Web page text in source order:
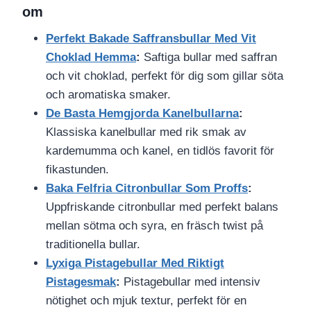
om
Perfekt Bakade Saffransbullar Med Vit
Choklad Hemma: Saftiga bullar med saffran
och vit choklad, perfekt för dig som gillar söta
och aromatiska smaker.
De Basta Hemgjorda Kanelbullarna:
Klassiska kanelbullar med rik smak av
kardemumma och kanel, en tidlös favorit för
fikastunden.
Baka Felfria Citronbullar Som Proffs:
Uppfriskande citronbullar med perfekt balans
mellan sötma och syra, en fräsch twist på
traditionella bullar.
Lyxiga Pistagebullar Med Riktigt
Pistagesmak: Pistagebullar med intensiv
nötighet och mjuk textur, perfekt för en